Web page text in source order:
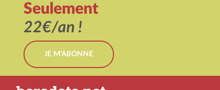
Seulement
22€/an !
JE M'ABONNE